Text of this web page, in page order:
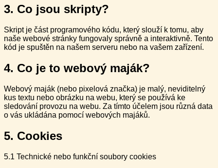
3. Co jsou skripty?
Skript je část programového kódu, který slouží k tomu, aby
naše webové stránky fungovaly správně a interaktivně. Tento
kód je spuštěn na našem serveru nebo na vašem zařízení.
4. Co je to webový maják?
Webový maják (nebo pixelová značka) je malý, neviditelný
kus textu nebo obrázku na webu, který se používá ke
sledování provozu na webu. Za tímto účelem jsou různá data
o vás ukládána pomocí webových majáků.
5. Cookies
5.1 Technické nebo funkční soubory cookies